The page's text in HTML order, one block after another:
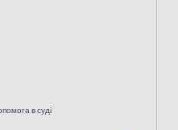
в суді